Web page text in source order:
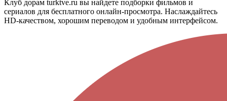
Клуб дорам turktve.ru вы найдете подборки фильмов и
сериалов для бесплатного онлайн-просмотра. Наслаждайтесь
HD-качеством, хорошим переводом и удобным интерфейсом.